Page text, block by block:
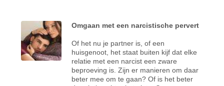
Omgaan met een narcistische pervert
Of het nu je partner is, of een
huisgenoot, het staat buiten kijf dat elke
relatie met een narcist een zware
beproeving is. Zijn er manieren om daar
beter mee om te gaan? Of is het beter